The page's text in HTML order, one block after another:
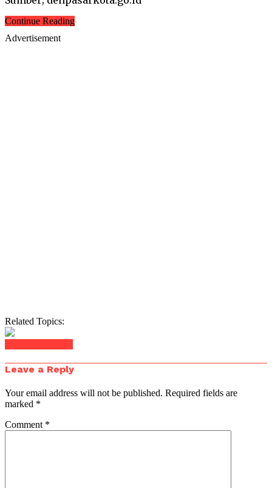
Continue Reading
Advertisement
Related Topics:
Leave a Reply
Your email address will not be published. Required fields are
marked *
Comment *